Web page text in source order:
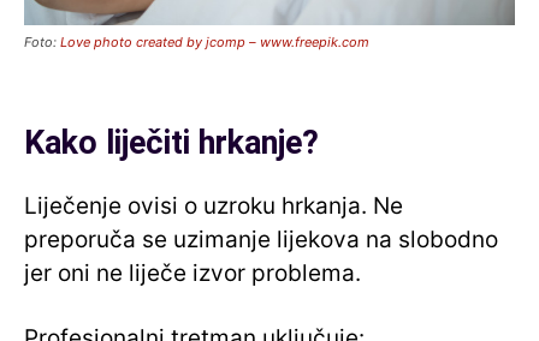
Foto: Love photo created by jcomp – www.freepik.com
Kako liječiti hrkanje?
Liječenje ovisi o uzroku hrkanja. Ne
preporuča se uzimanje lijekova na slobodno
jer oni ne liječe izvor problema.